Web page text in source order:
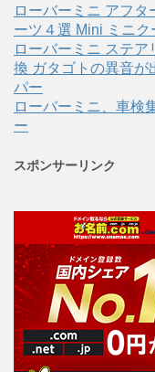
ローバーミニ アフ
ーツ４選 Mini ミニク
ローバーミニ ステ
換 ガタゴトの異音が
パー
ローバーミニ、車検
ー
スポンサーリンク